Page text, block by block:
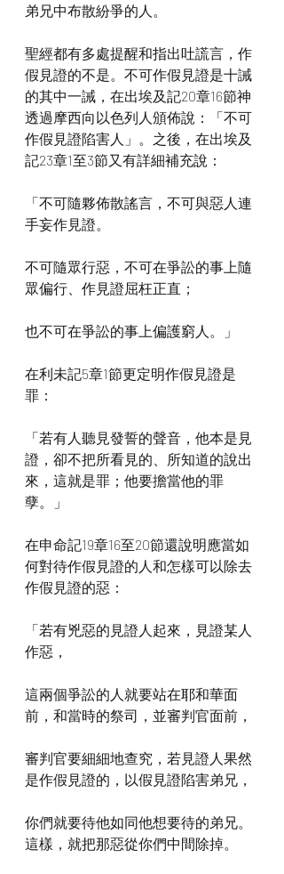
弟兄中布散紛爭的人。
聖經都有多處提醒和指出吐謊言，作
假見證的不是。不可作假見證是十誡
的其中一誡，在出埃及記20章16節神
透過摩西向以色列人頒佈說：「不可
作假見證陷害人」。之後，在出埃及
記23章1至3節又有詳細補充說：
「不可隨夥佈散謠言，不可與惡人連
手妄作見證。
不可隨眾行惡，不可在爭訟的事上隨
眾偏行、作見證屈枉正直；
也不可在爭訟的事上偏護窮人。」
在利未記5章1節更定明作假見證是
罪：
「若有人聽見發誓的聲音，他本是見
證，卻不把所看見的、所知道的說出
來，這就是罪；他要擔當他的罪
孽。」
在申命記19章16至20節還說明應當如
何對待作假見證的人和怎樣可以除去
作假見證的惡：
「若有兇惡的見證人起來，見證某人
作惡，
這兩個爭訟的人就要站在耶和華面
前，和當時的祭司，並審判官面前，
審判官要細細地查究，若見證人果然
是作假見證的，以假見證陷害弟兄，
你們就要待他如同他想要待的弟兄。
這樣，就把那惡從你們中間除掉。